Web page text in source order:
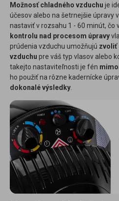
Možnosť chladného vzduchu je
účesov alebo na šetrnejšie úpravy
nastaviť v rozsahu 1 - 60 minút, čo
kontrolu nad procesom úpravy
prúdenia vzduchu umožňujú zvoliť
vzduchu pre váš typ vlasov alebo
takejto nastaviteľnosti je fén
ho použiť na rôzne kadernícke
dokonalé výsledky